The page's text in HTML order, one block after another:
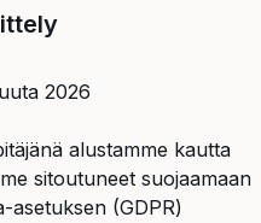
2026
alustamme kautta
sitoutuneet suojaamaan
asetuksen (GDPR)